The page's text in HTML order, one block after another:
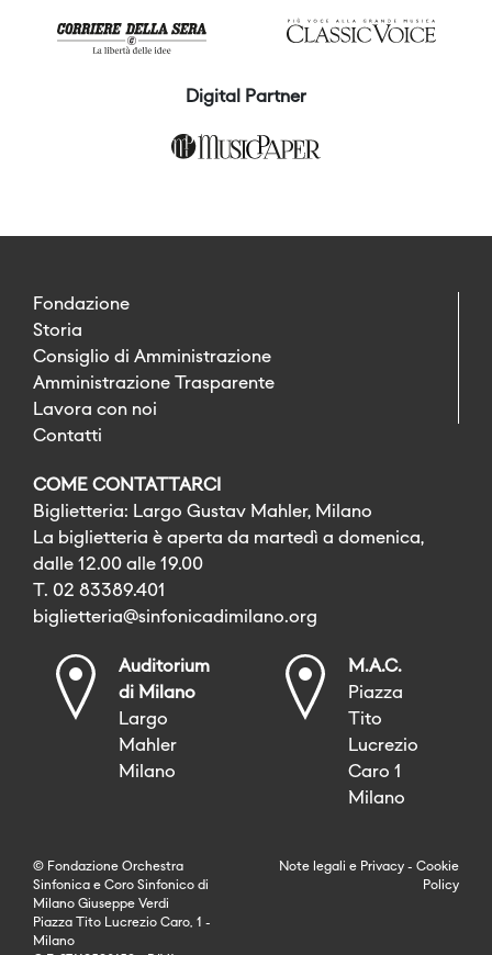
Digital Partner
Fondazione
Storia
Consiglio di Amministrazione
Amministrazione Trasparente
Lavora con noi
Contatti
COME CONTATTARCI
Biglietteria: Largo Gustav Mahler, Milano
La biglietteria è aperta da martedì a domenica,
dalle 12.00 alle 19.00
T. 02 83389.401
biglietteria@sinfonicadimilano.org
Auditorium
di Milano
Largo
Mahler
Milano
M.A.C.
Piazza
Tito
Lucrezio
Caro 1
Milano
© Fondazione Orchestra
Sinfonica e Coro Sinfonico di
Milano Giuseppe Verdi
Piazza Tito Lucrezio Caro, 1 -
Milano
Note legali e Privacy - Cookie
Policy